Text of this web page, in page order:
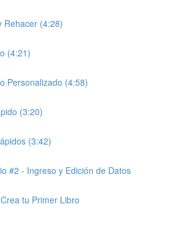
Rehacer (4:28)
(4:21)
Personalizado (4:58)
(3:20)
(3:42)
#2 - Ingreso y Edición de Datos
tu Primer Libro